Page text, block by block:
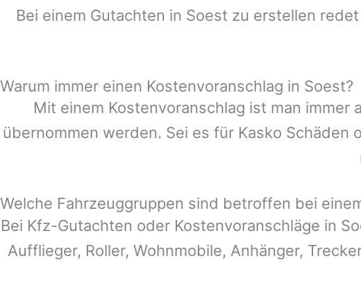
Bei einem Gutachten in Soest zu erstellen
Warum immer einen Kostenvoranschlag in Soest?
Mit einem Kostenvoranschlag ist man
übernommen werden. Sei es für Kasko
Welche Fahrzeuggruppen sind betroffen bei
Bei Kfz-Gutachten oder Kostenvoranschläge in
Aufflieger, Roller, Wohnmobile, Anhänger,